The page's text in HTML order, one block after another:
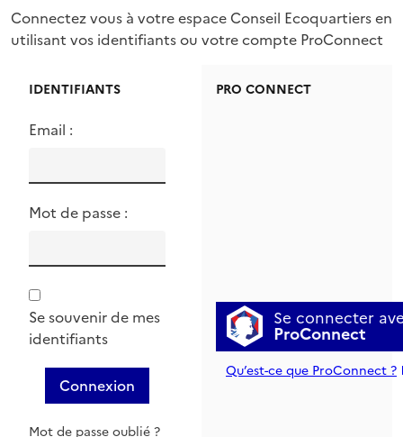
Connectez vous à votre espace Conseil Ecoquartiers en
utilisant vos identifiants ou votre compte ProConnect
IDENTIFIANTS
Email :
Mot de passe :
Se souvenir de mes
identifiants
Connexion
Mot de passe oublié ?
PRO CONNECT
Se connecter
ProConnect
Qu’est-ce que ProConnect ?